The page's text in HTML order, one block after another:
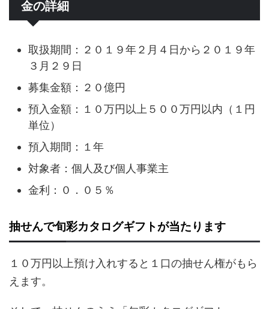
金の詳細
取扱期間：２０１９年２月４日から２０１９年
３月２９日
募集金額：２０億円
預入金額：１０万円以上５００万円以内（１円
単位）
預入期間：１年
対象者：個人及び個人事業主
金利：０．０５％
抽せんで旬彩カタログギフトが当たります
１０万円以上預け入れすると１口の抽せん権がもら
えます。